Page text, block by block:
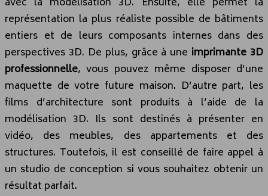
représentation la plus réaliste possible de bâtiments
entiers et de leurs composants internes dans des
perspectives 3D. De plus, grâce à une imprimante 3D
professionnelle, vous pouvez même disposer d’une
maquette de votre future maison. D’autre part, les
films d’architecture sont produits à l’aide de la
modélisation 3D. Ils sont destinés à présenter en
vidéo, des meubles, des appartements et des
structures. Toutefois, il est conseillé de faire appel à
un studio de conception si vous souhaitez obtenir un
résultat parfait.